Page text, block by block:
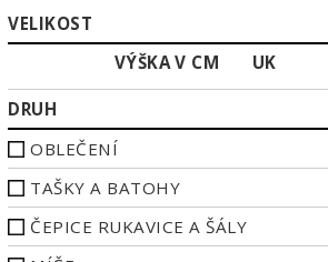
VELIKOST
VÝŠKA V CM
UK
DRUH
OBLEČENÍ
TAŠKY A BATOHY
ČEPICE RUKAVICE A ŠÁLY